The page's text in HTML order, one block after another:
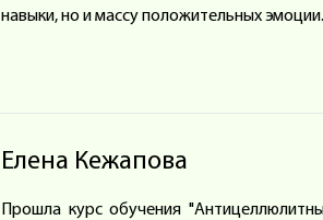
навыки, но и массу положительных
Елена Кежапова
Прошла курс обучения